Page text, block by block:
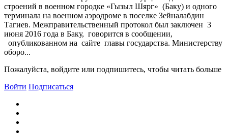
строений в военном городке «Гызыл Шярг» (Баку) и одного
терминала на военном аэродроме в поселке Зейналабдин
Тагиев. Межправительственный протокол был заключен 3
июня 2016 года в Баку, говорится в сообщении,
опубликованном на сайте главы государства. Министерству
оборо...
Пожалуйста, войдите или подпишитесь, чтобы читать больше
Войти Подписаться